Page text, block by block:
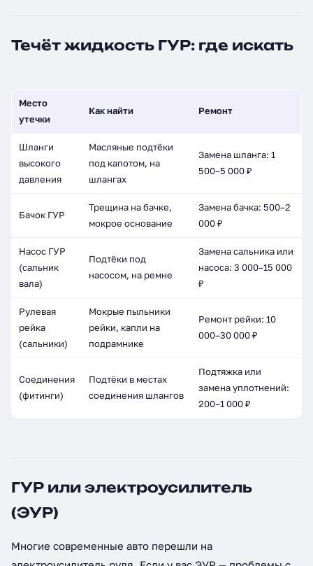
Течёт жидкость ГУР: где искать
Место
утечки
Как найти Ремонт
Шланги
высокого
давления
Масляные подтёки
под капотом, на
шлангах
Замена шланга: 1
500–5 000 ₽
Бачок ГУР
Трещина на бачке,
мокрое основание
Замена бачка: 500–2
000 ₽
Насос ГУР
(сальник
вала)
Подтёки под
насосом, на ремне
Замена сальника или
насоса: 3 000–15 000
₽
Рулевая
рейка
(сальники)
Мокрые пыльники
рейки, капли на
подрамнике
Ремонт рейки: 10
000–30 000 ₽
Соединения
(фитинги)
Подтёки в местах
соединения шлангов
Подтяжка или
замена уплотнений:
200–1 000 ₽
ГУР или электроусилитель
(ЭУР)
Многие современные авто перешли на